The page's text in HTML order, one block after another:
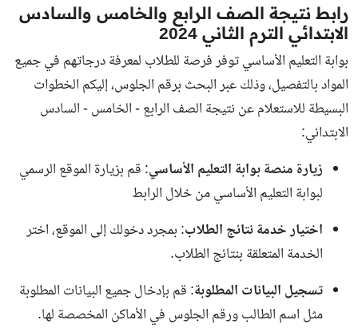
رابط نتيجة الصف الرابع والخامس والسادس
الابتدائي الترم الثاني 2024
بوابة التعليم الأساسي توفر فرصة للطلاب لمعرفة درجاتهم في جميع
المواد بالتفصيل، وذلك عبر البحث برقم الجلوس، إليكم الخطوات
البسيطة للاستعلام عن نتيجة الصف الرابع - الخامس - السادس
الابتدائي:
زيارة منصة بوابة التعليم الأساسي: قم بزيارة الموقع الرسمي
لبوابة التعليم الأساسي من خلال الرابط
اختيار خدمة نتائج الطلاب: بمجرد دخولك إلى الموقع، اختر
الخدمة المتعلقة بنتائج الطلاب.
تسجيل البيانات المطلوبة: قم بإدخال جميع البيانات المطلوبة
مثل اسم الطالب ورقم الجلوس في الأماكن المخصصة لها.